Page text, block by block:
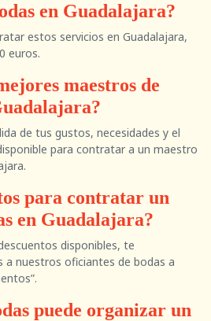
en Guadalajara?
estos servicios en Guadalajara,
euros.
maestros de
de tus gustos, necesidades y el
para contratar a un maestro
para contratar un
en Guadalajara?
disponibles, te
nuestros oficiantes de bodas a
puede organizar un